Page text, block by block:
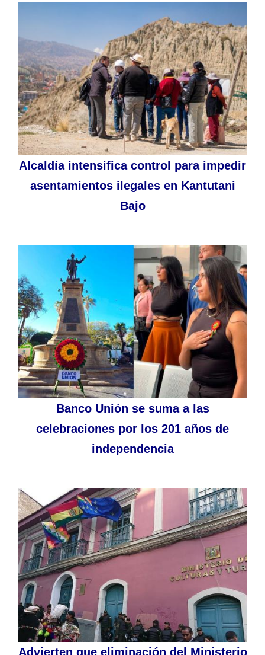
Alcaldía intensifica control para impedir
asentamientos ilegales en Kantutani
Bajo
Banco Unión se suma a las
celebraciones por los 201 años de
independencia
Advierten que eliminación del Ministerio